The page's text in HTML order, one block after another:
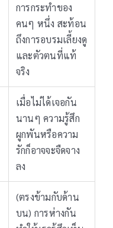
การกระทำของ
คนๆ หนึ่ง สะท้อน
ถึงการอบรมเลี้ยงดู
และตัวตนที่แท้
จริง
เมื่อไม่ได้เจอกัน
นานๆ ความรู้สึก
ผูกพันหรือความ
รักก็อาจจะจืดจาง
ลง
(ตรงข้ามกับด้าน
บน) การห่างกัน